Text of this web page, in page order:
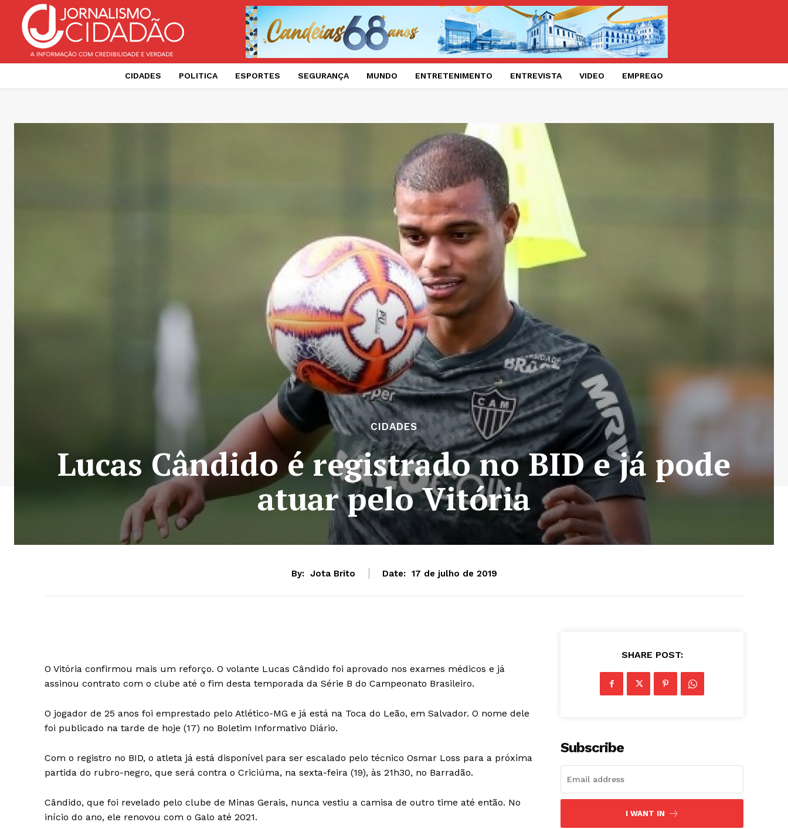
CIDADES POLITICA ESPORTES SEGURANÇA MUNDO ENTRETENIMENTO ENTREVISTA VIDEO EMPREGO
CIDADES
Lucas Cândido é registrado no BID e já pode
atuar pelo Vitória
By: Jota Brito Date: 17 de julho de 2019
O Vitória confirmou mais um reforço. O volante Lucas Cândido foi aprovado nos exames médicos e já
assinou contrato com o clube até o fim desta temporada da Série B do Campeonato Brasileiro.
O jogador de 25 anos foi emprestado pelo Atlético-MG e já está na Toca do Leão, em Salvador. O nome dele
foi publicado na tarde de hoje (17) no Boletim Informativo Diário.
Com o registro no BID, o atleta já está disponível para ser escalado pelo técnico Osmar Loss para a próxima
partida do rubro-negro, que será contra o Criciúma, na sexta-feira (19), às 21h30, no Barradão.
Cândido, que foi revelado pelo clube de Minas Gerais, nunca vestiu a camisa de outro time até então. No
início do ano, ele renovou com o Galo até 2021.
SHARE POST:
Subscribe
I WANT IN